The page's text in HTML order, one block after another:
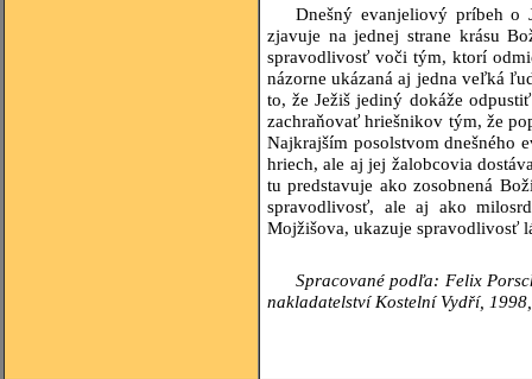
Dnešný evanjeliový príbeh o
zjavuje na jednej strane krásu
spravodlivosť voči tým, ktorí
názorne ukázaná aj jedna veľká
to, že Ježiš jediný dokáže
zachraňovať hriešnikov tým, že
Najkrajším posolstvom dnešného
hriech, ale aj jej žalobcovia
tu predstavuje ako zosobnená
spravodlivosť, ale aj ako
Mojžišova, ukazuje spravodlivosť
Spracované podľa: Felix
nakladatelství Kostelní Vydří,